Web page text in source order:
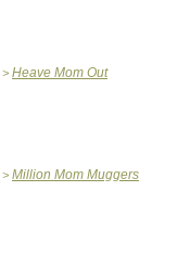
> Heave Mom Out
> Million Mom Muggers